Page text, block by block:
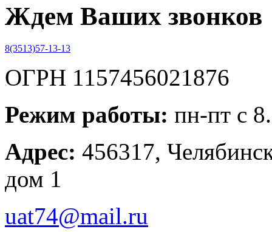
Ждем Ваших звонков
8(3513)57-13-13
ОГРН 1157456021876
Режим работы: пн-пт с
Адрес: 456317,
дом 1
uat74@mail.ru